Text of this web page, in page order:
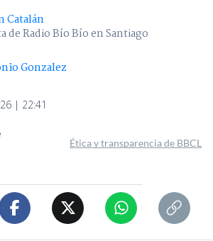
Catalán
de Radio Bío Bío en Santiago
Gonzalez
| 22:41
Ética y transparencia de BBCL